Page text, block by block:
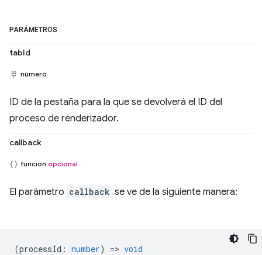
PARÁMETROS
tabId
número
ID de la pestaña para la que se devolverá el ID del
proceso de renderizador.
callback
función opcional
El parámetro callback se ve de la siguiente manera:
(processId : number) => void